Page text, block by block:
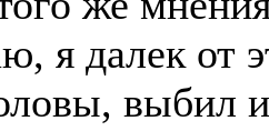
я далек от
выбил